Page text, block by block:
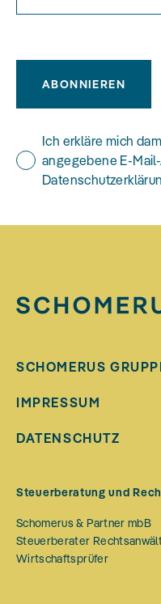
ABONNIEREN
Ich erkläre mich
angegebene E-
SCHOMERUS
IMPRESSUM
DATENSCHUTZ
Steuerberatung und
Schomerus & Partner mbB
Steuerberater
Wirtschaftsprüfer